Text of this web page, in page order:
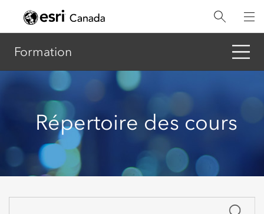
contenu
Formation
Répertoire des cours